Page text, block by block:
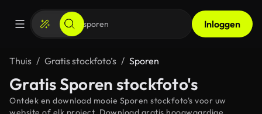
Inloggen
Thuis Gratis stockfoto’s Sporen
Gratis Sporen stockfoto's
Ontdek en download mooie Sporen stockfoto's voor uw